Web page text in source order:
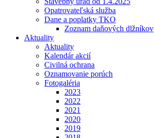
Opatrovateľská služba
Dane a poplatky TKO
Zoznam daňových dlžníkov
Aktuality
Aktuality
Kalendár akcií
Civilná ochrana
Oznamovanie porúch
Fotogaléria
2023
2022
2021
2020
2019